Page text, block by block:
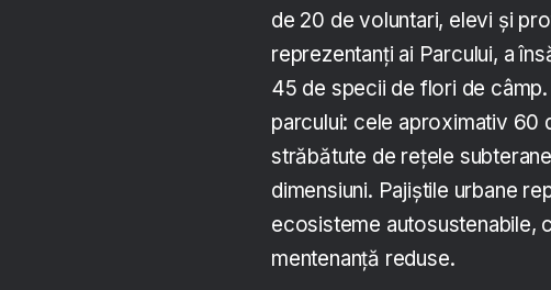
de 20 de voluntari, elevi și
reprezentanți ai Parcului, a
45 de specii de flori de
parcului: cele aproximativ 60
străbătute de rețele
dimensiuni. Pajiștile urbane
ecosisteme autosustenabile,
mentenanță reduse.